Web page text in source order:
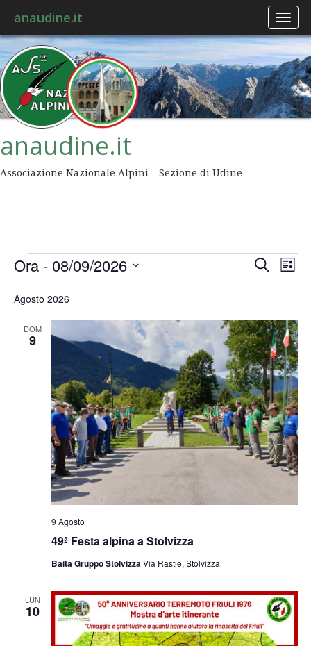
anaudine.it
anaudine.it
Associazione Nazionale Alpini – Sezione di Udine
viste
Cerca
Lista
Ora - 08/09/2026
la
Agosto 2026
DOM
9
49ª Festa alpina a Stolvizza
9 Agosto
Baita Gruppo StolvizzaVia Rastie, Stolvizza
LUN
10